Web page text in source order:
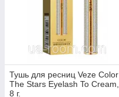
Тушь для ресниц Veze Color
The Stars Eyelash To Cream,
8 г.